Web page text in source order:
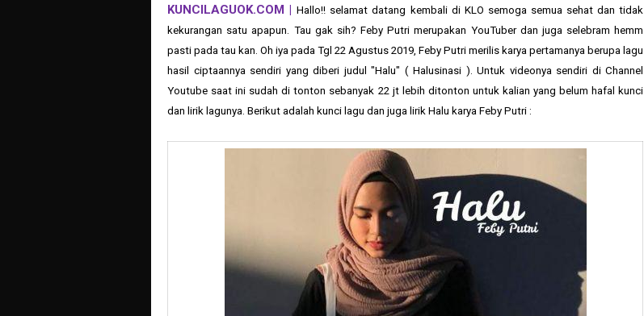
KUNCILAGUOK.COM | Hallo!! selamat datang kembali di KLO semoga semua sehat dan tidak
kekurangan satu apapun. Tau gak sih?Feby Putri merupakan YouTuber dan juga selebram hemm
pasti pada tau kan. Oh iya pada Tgl 22 Agustus 2019, Feby Putri merilis karya pertamanya berupa lagu
hasil ciptaannya sendiri yang diberi judul "Halu" ( Halusinasi ). Untuk videonya sendiri di Channel
Youtube saat ini sudah di tonton sebanyak 22 jt lebih ditonton untuk kalian yang belum hafal kunci
dan lirik lagunya. Berikut adalah kunci lagu dan juga lirik Halu karya Feby Putri :